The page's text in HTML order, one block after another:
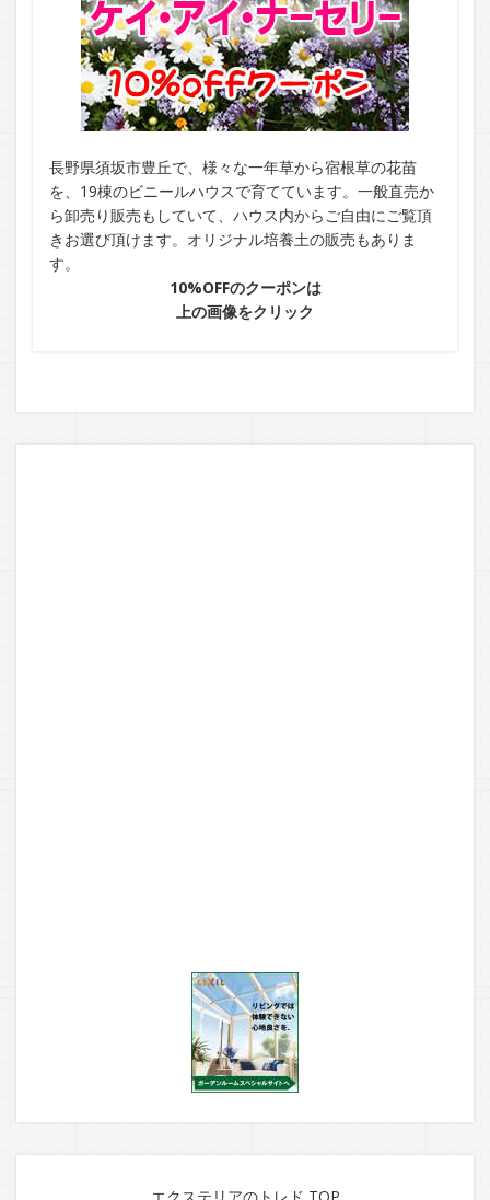
長野県須坂市豊丘で、様々な一年草から宿根草の花苗
を、19棟のビニールハウスで育てています。一般直売か
ら卸売り販売もしていて、ハウス内からご自由にご覧頂
きお選び頂けます。オリジナル培養土の販売もありま
す。
10%OFFのクーポンは
上の画像をクリック
エクステリアのトレド TOP